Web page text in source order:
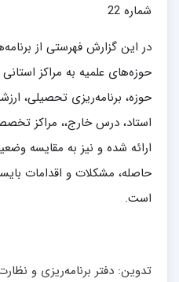
شماره 22
در این گزارش فهرستی از
حوزه‌های علمیه به مراکز
حوزه، برنامه‌ریزی تحصیلی،
استاد، درس خارج،، مراکز
ارائه شده و نیز به مقایسه
حاصله، مشکلات و اقدامات
است.
تدوین: دفتر برنامه‌ریزی و